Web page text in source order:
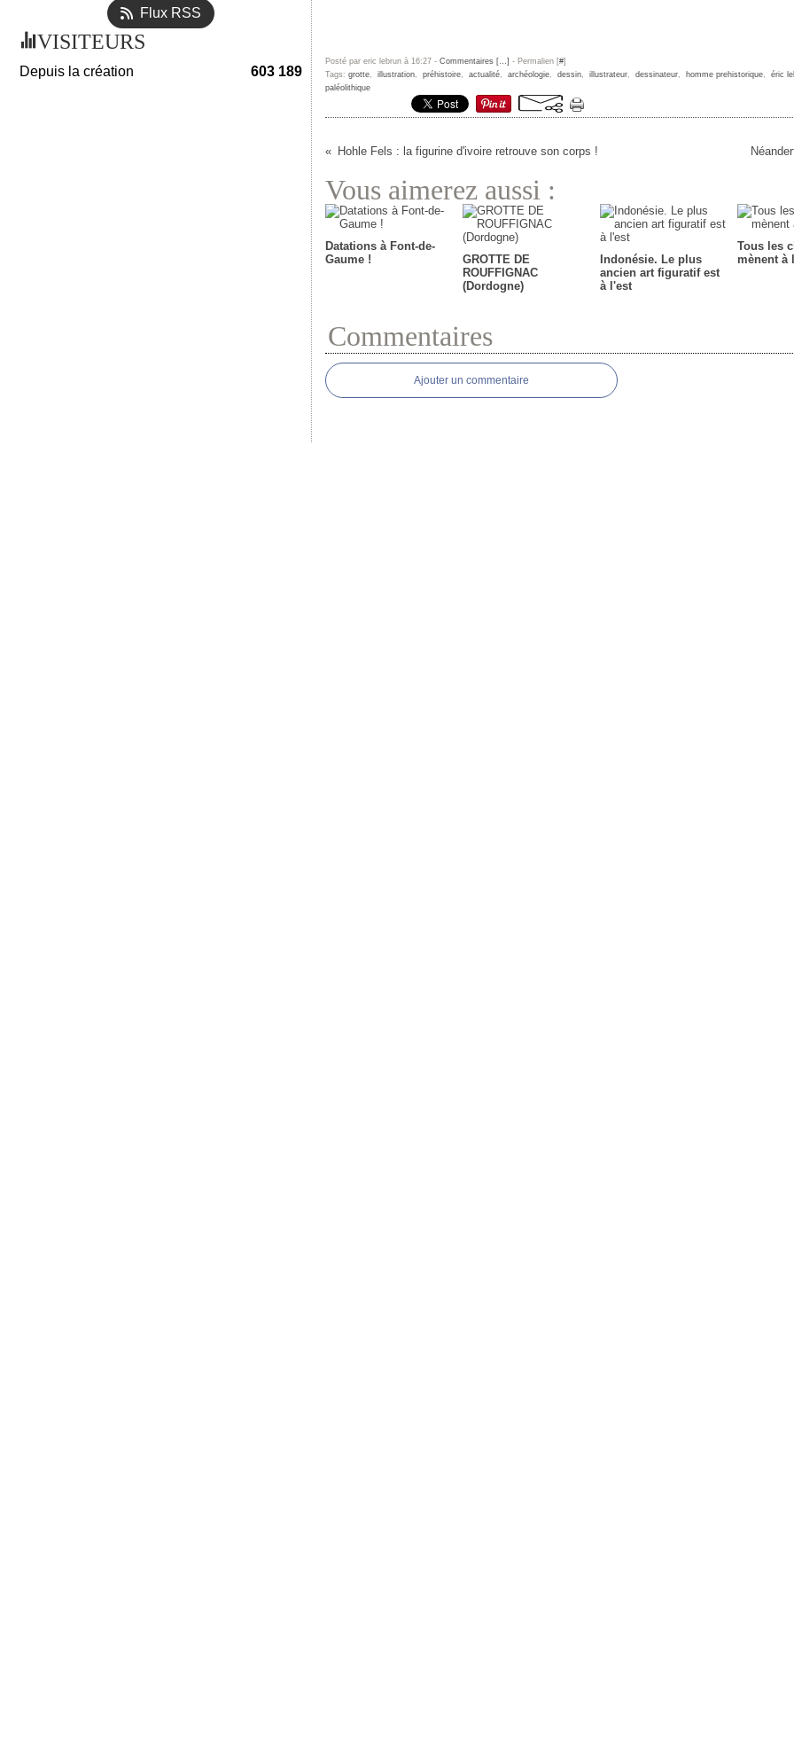
Flux RSS
VISITEURS
Depuis la création 603 189
Posté par eric lebrun à 16:27 - Commentaires […] - Permalien [#]
Tags: grotte, illustration, préhistoire, actualité, archéologie, dessin, illustrateur, dessinateur, homme prehistorique, éric
paléolithique
Hohle Fels : la figurine d'ivoire retrouve son corps !
Vous aimerez aussi :
Datations à Font-de-
Gaume !
GROTTE DE
ROUFFIGNAC
(Dordogne)
Indonésie. Le plus
ancien art figuratif est
à l'est
Tous les
mènent à
Commentaires
Ajouter un commentaire